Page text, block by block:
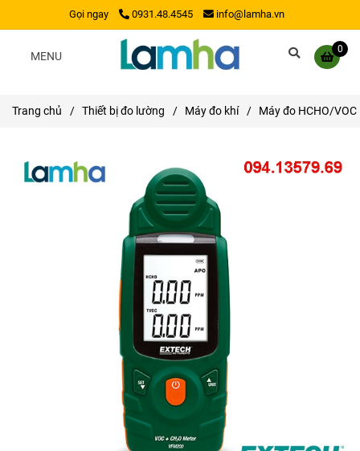
Gọi ngay 0931.48.4545 info@lamha.vn
0
MENU
Trang chủ / Thiết bị đo lường / Máy đo khí / Máy đo HCHO/VOC